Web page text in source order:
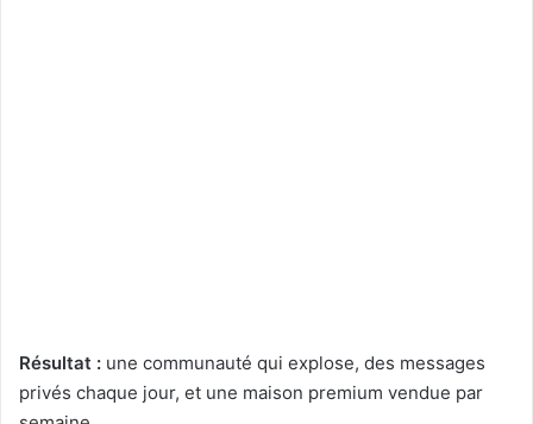
Résultat : une communauté qui explose, des messages
privés chaque jour, et une maison premium vendue par